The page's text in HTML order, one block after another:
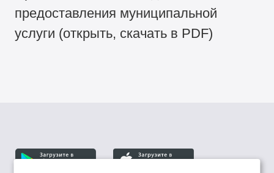
предоставления муниципальной
услуги (открыть, скачать в PDF)